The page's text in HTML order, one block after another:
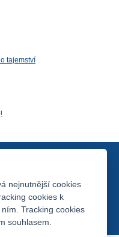
tajemství
nejnutnější cookies
cookies k
Tracking cookies
souhlasem.